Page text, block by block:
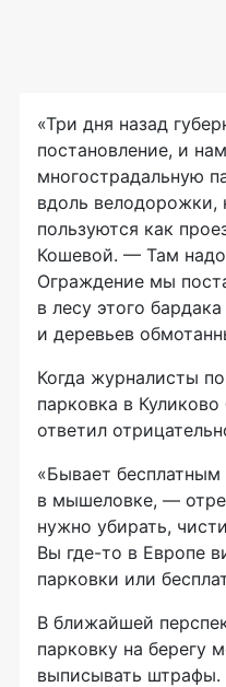
«Три дня назад
постановление, и
многострадальную
вдоль велодорожки,
пользуются как
Кошевой. — Там
Ограждение мы
в лесу этого
и деревьев
Когда журналисты
парковка в Куликово
ответил
«Бывает
в мышеловке, —
нужно убирать,
Вы где-то в Европе
парковки или
В ближайшей
парковку на берегу
выписывать штрафы.